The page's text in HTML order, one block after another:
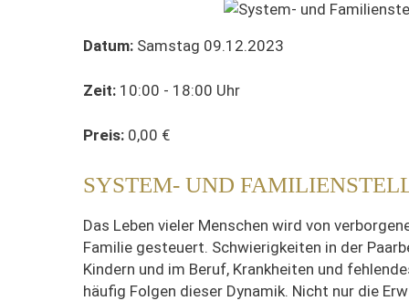
Datum:Samstag 09.12.2023
Zeit:10:00 - 18:00 Uhr
Preis:0,00 €
SYSTEM- UND
Das Leben vieler Menschen wird von
Familie gesteuert. Schwierigkeiten in der
Kindern und im Beruf, Krankheiten und
häufig Folgen dieser Dynamik. Nicht nur die